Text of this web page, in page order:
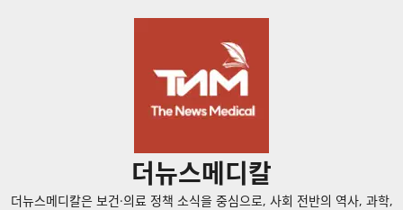
더뉴스메디칼
더뉴스메디칼은 보건·의료 정책 소식을 중심으로, 사회 전반의 역사, 과학,